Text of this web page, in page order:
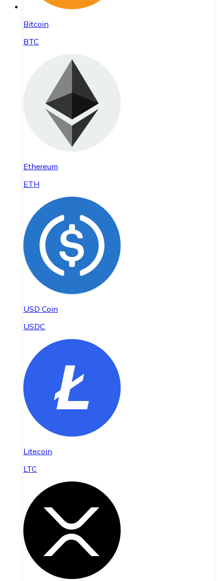
Bitcoin
BTC
Ethereum
ETH
USD Coin
USDC
Litecoin
LTC